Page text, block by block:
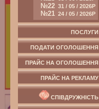
№22 31 / 05 / 2026Р
№21 24 / 05 / 2026Р
ПОСЛУГИ
ПОДАТИ ОГОЛОШЕННЯ
ПРАЙС НА ОГОЛОШЕННЯ
ПРАЙС НА РЕКЛАМУ
СПІВДРУЖНІСТЬ